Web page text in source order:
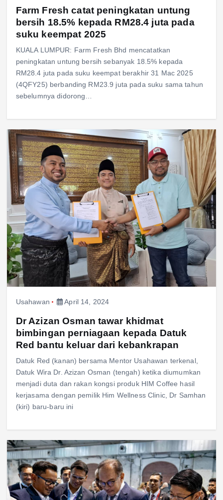
Farm Fresh catat peningkatan untung
bersih 18.5% kepada RM28.4 juta pada
suku keempat 2025
KUALA LUMPUR: Farm Fresh Bhd mencatatkan
peningkatan untung bersih sebanyak 18.5% kepada
RM28.4 juta pada suku keempat berakhir 31 Mac 2025
(4QFY25) berbanding RM23.9 juta pada suku sama tahun
sebelumnya didorong…
Usahawan April 14, 2024
Dr Azizan Osman tawar khidmat
bimbingan perniagaan kepada Datuk
Red bantu keluar dari kebankrapan
Datuk Red (kanan) bersama Mentor Usahawan terkenal,
Datuk Wira Dr. Azizan Osman (tengah) ketika diumumkan
menjadi duta dan rakan kongsi produk HIM Coffee hasil
kerjasama dengan pemilik Him Wellness Clinic, Dr Samhan
(kiri) baru-baru ini